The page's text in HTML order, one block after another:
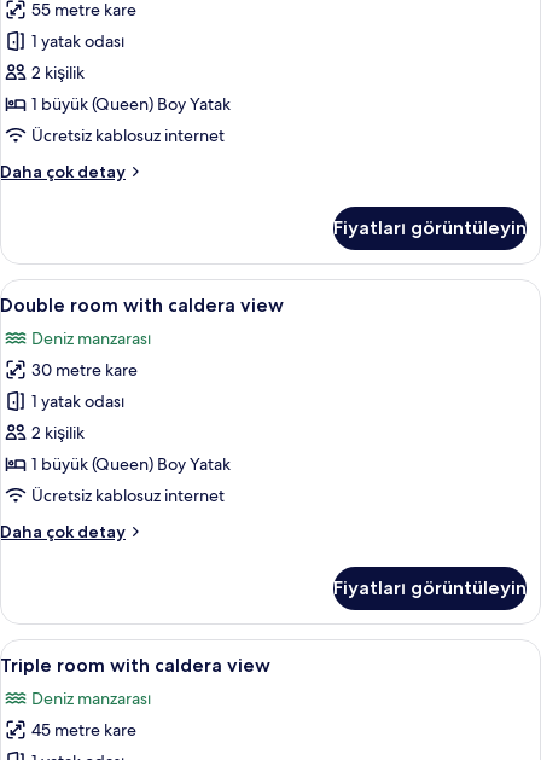
View
with
Hot
tub
için
fotoğrafları
55 metre kare
1 yatak odası
2 kişilik
1 büyük (Queen) Boy Yatak
Ücretsiz kablosuz internet
Daha çok detay
Serenity
with
Hot
tub
daha
fazla
detay
Fiyatları görüntüleyin
Double
room
with
caldera
view
için
tüm
fotoğrafları
Double room with caldera view |
27
Double room with caldera view
Deniz manzarası
30 metre kare
1 yatak odası
2 kişilik
1 büyük (Queen) Boy Yatak
Ücretsiz kablosuz internet
Daha çok detay
Double
view
hakkında
daha
fazla
detay
Fiyatları görüntüleyin
Triple
room
with
caldera
Kaliteli yatak takımı, minibar, odada
22
Triple room with caldera view
Deniz manzarası
45 metre kare